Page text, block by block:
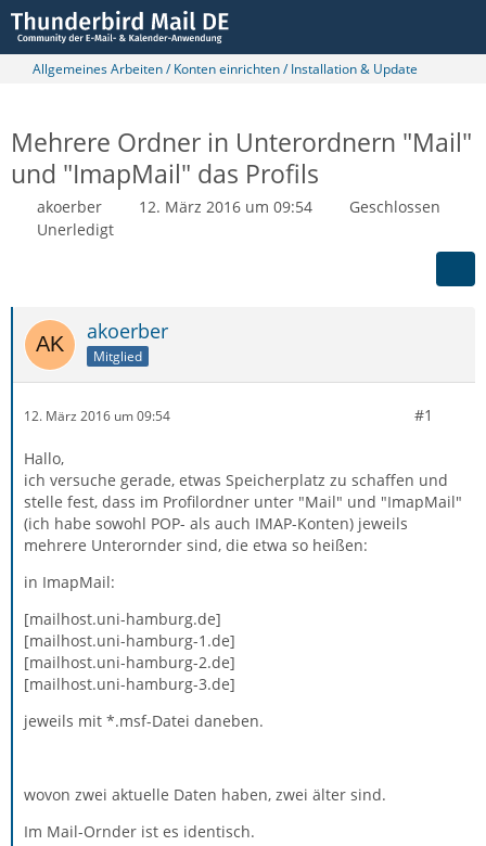
Allgemeines Arbeiten / Konten einrichten / Installation & Update
Mehrere Ordner in Unterordnern "Mail"
und "ImapMail" das Profils
akoerber 12. März 2016 um 09:54
Geschlossen
Unerledigt
akoerber
Mitglied
12. März 2016 um 09:54 #1
Hallo,
ich versuche gerade, etwas Speicherplatz zu schaffen und
stelle fest, dass im Profilordner unter "Mail" und "ImapMail"
(ich habe sowohl POP- als auch IMAP-Konten) jeweils
mehrere Unterornder sind, die etwa so heißen:
in ImapMail:
[mailhost.uni-hamburg.de]
[mailhost.uni-hamburg-1.de]
[mailhost.uni-hamburg-2.de]
[mailhost.uni-hamburg-3.de]
jeweils mit *.msf-Datei daneben.
wovon zwei aktuelle Daten haben, zwei älter sind.
Im Mail-Ornder ist es identisch.